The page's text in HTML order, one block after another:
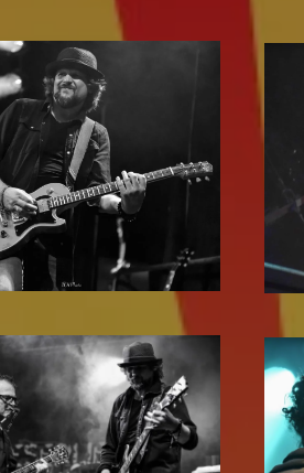
Zoom!
Zoom!